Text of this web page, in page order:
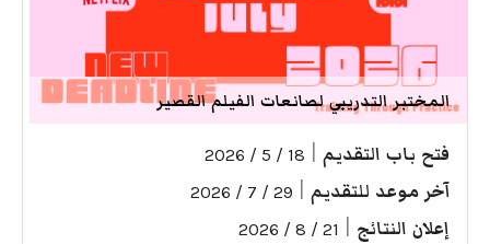
المختبر التدريبي لصانعات الفيلم القصير
فتح باب التقديم 18 / 5 / 2026
آخر موعد للتقديم 29 / 7 / 2026
إعلان النتائج 21 / 8 / 2026